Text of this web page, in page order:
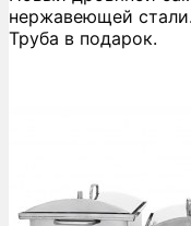
нержавеющей стали.
Труба в подарок.